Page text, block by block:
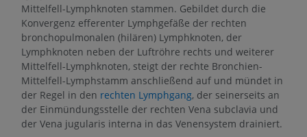
Mittelfell-Lymphknoten stammen. Gebildet durch die
Konvergenz efferenter Lymphgefäße der rechten
bronchopulmonalen (hilären) Lymphknoten, der
Lymphknoten neben der Luftröhre rechts und weiterer
Mittelfell-Lymphknoten, steigt der rechte Bronchien-
Mittelfell-Lymphstamm anschließend auf und mündet in
der Regel in den rechten Lymphgang, der seinerseits an
der Einmündungsstelle der rechten Vena subclavia und
der Vena jugularis interna in das Venensystem drainiert.